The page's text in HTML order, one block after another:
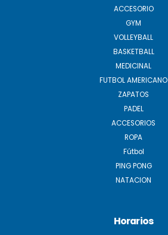
ACCESORIO
GYM
VOLLEYBALL
BASKETBALL
MEDICINAL
FUTBOL AMERICANO
ZAPATOS
PADEL
ACCESORIOS
ROPA
Fútbol
PING PONG
NATACION
Horarios